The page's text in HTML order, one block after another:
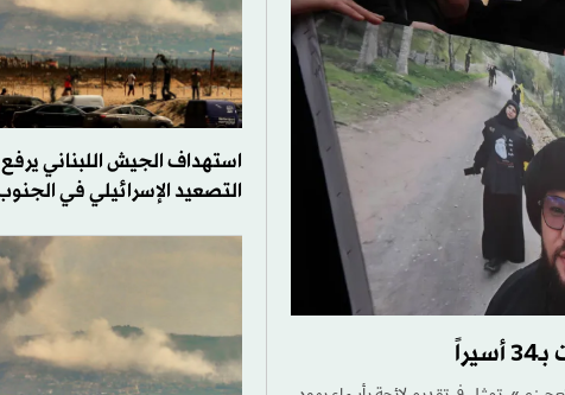
استهداف الجيش اللبناني
التصعيد الإسرائيلي في